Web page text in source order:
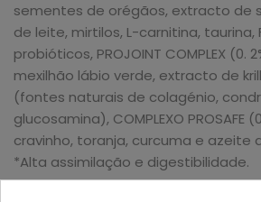
sementes de orégãos, extracto de
de leite, mirtilos, L-carnitina, taurina,
probióticos, PROJOINT COMPLEX (0.
mexilhão lábio verde, extracto de
(fontes naturais de colagénio,
glucosamina), COMPLEXO PROSAFE
cravinho, toranja, curcuma e azeite
*Alta assimilação e digestibilidade.